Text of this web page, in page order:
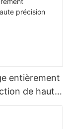
entièrement
de haute